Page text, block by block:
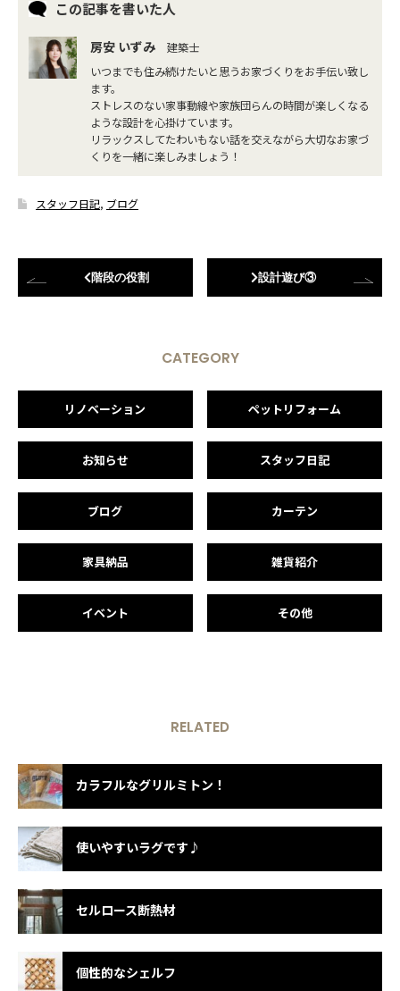
この記事を書いた人
房安 いずみ
建築士
いつまでも住み続けたいと思うお家づくりをお手伝い致し
ます。
ストレスのない家事動線や家族団らんの時間が楽しくなる
ような設計を心掛けています。
リラックスしてたわいもない話を交えながら大切なお家づ
くりを一緒に楽しみましょう！
スタッフ日記, ブログ
階段の役割 設計遊び③
CATEGORY
リノベーション ペットリフォーム
お知らせ スタッフ日記
ブログ カーテン
家具納品 雑貨紹介
イベント その他
RELATED
カラフルなグリルミトン！
使いやすいラグです♪
セルロース断熱材
個性的なシェルフ